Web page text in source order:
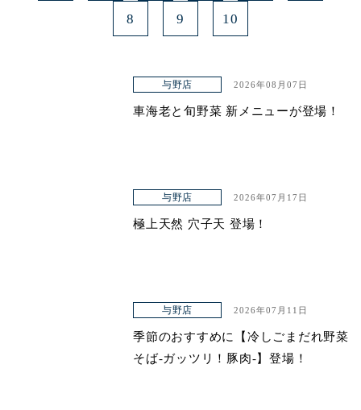
8 9 10
与野店 2026年08月07日
車海老と旬野菜 新メニューが登場！
与野店 2026年07月17日
極上天然 穴子天 登場！
与野店 2026年07月11日
季節のおすすめに【冷しごまだれ野菜
そば-ガッツリ！豚肉-】登場！